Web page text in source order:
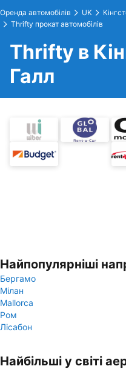
Оренда автомобілів UK
Thrifty прокат автомобілів
Thrifty в
Галл
Найпопулярніші
Бергамо
Мілан
Mallorca
Ром
Лісабон
Найбільші у світі